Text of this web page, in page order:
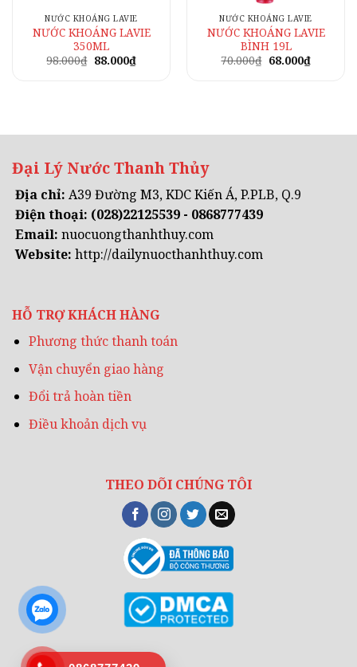
NƯỚC KHOÁNG LAVIE
NƯỚC KHOÁNG LAVIE
350ML
98.000₫ Giá
gốc
88.000₫Giá
hiện
NƯỚC KHOÁNG LAVIE
NƯỚC KHOÁNG LAVIE
BÌNH 19L
70.000₫ Giá
gốc
68.000₫Giá
hiện
Đại Lý Nước Thanh Thủy
Địa chỉ: A39 Đường M3, KDC Kiến Á, P.PLB, Q.9
Điện thoại: (028)22125539 - 0868777439
Email: nuocuongthanhthuy.com
Website: http://dailynuocthanhthuy.com
HỖ TRỢ KHÁCH HÀNG
Phương thức thanh toán
Vận chuyển giao hàng
Đổi trả hoàn tiền
Điều khoản dịch vụ
THEO DÕI CHÚNG TÔI